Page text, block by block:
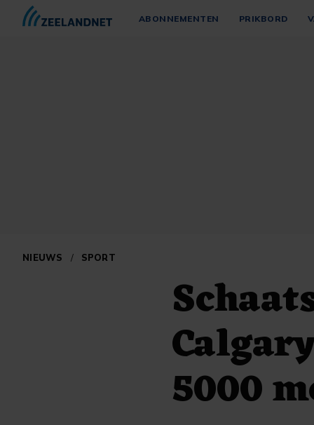
ABONNEMENTEN PRIKBORD
NIEUWS / SPORT
5000